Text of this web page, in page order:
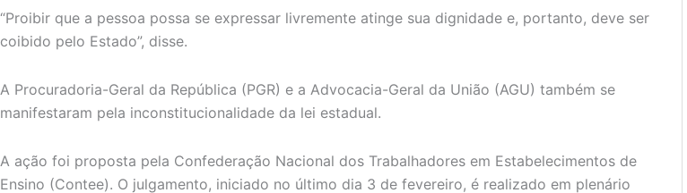
“Proibir que a pessoa possa se expressar livremente atinge sua dignidade e, portanto, deve ser
coibido pelo Estado”, disse.
A Procuradoria-Geral da República (PGR) e a Advocacia-Geral da União (AGU) também se
manifestaram pela inconstitucionalidade da lei estadual.
A ação foi proposta pela Confederação Nacional dos Trabalhadores em Estabelecimentos de
Ensino (Contee). O julgamento, iniciado no último dia 3 de fevereiro, é realizado em plenário